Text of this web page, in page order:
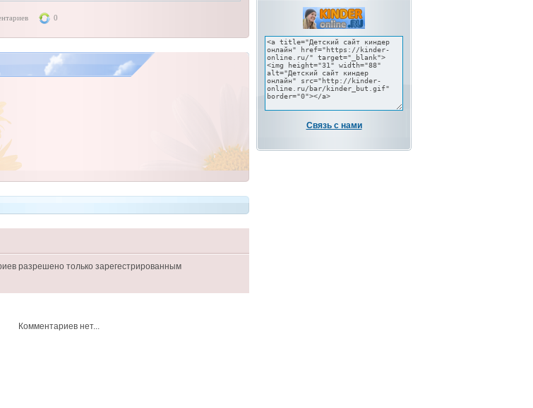
0
разрешено только зарегестрированным
Комментариев нет...
Связь с нами